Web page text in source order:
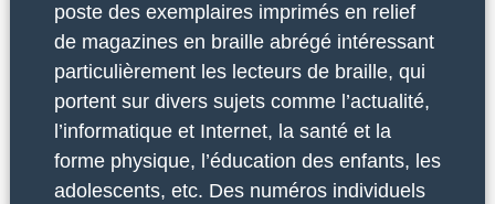
poste des exemplaires imprimés en relief
de magazines en braille abrégé intéressant
particulièrement les lecteurs de braille, qui
portent sur divers sujets comme l’actualité,
l’informatique et Internet, la santé et la
forme physique, l’éducation des enfants, les
adolescents, etc. Des numéros individuels